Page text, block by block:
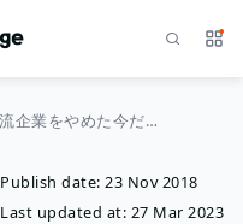
Search
超一流企業をやめた今だからこそ分かる、就活で大切なこと
Publish date: 23 Nov 2018
Last updated at: 27 Mar 2023